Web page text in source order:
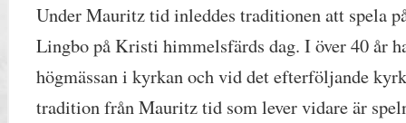
Under Mauritz tid inleddes traditionen att spela
Lingbo på Kristi himmelsfärds dag. I över 40 år
högmässan i kyrkan och vid det efterföljande
tradition från Mauritz tid som lever vidare är